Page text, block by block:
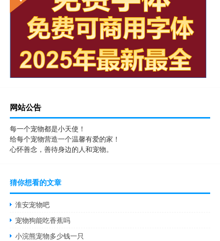
网站公告
每一个宠物都是小天使！
给每个宠物营造一个温馨有爱的家！
心怀善念，善待身边的人和宠物。
猜你想看的文章
淮安宠物吧
宠物狗能吃香蕉吗
小浣熊宠物多少钱一只